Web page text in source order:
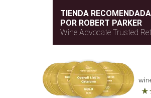
TIENDA RECOMENDADA
POR ROBERT PARKER
Wine Advocate Trusted